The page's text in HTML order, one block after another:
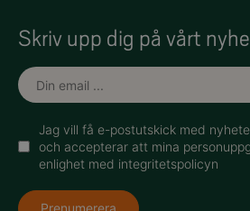
Skriv upp dig på vårt
Jag vill få e-postutskick med
och accepterar att mina
enlighet med integritetspolicyn
Prenumerera